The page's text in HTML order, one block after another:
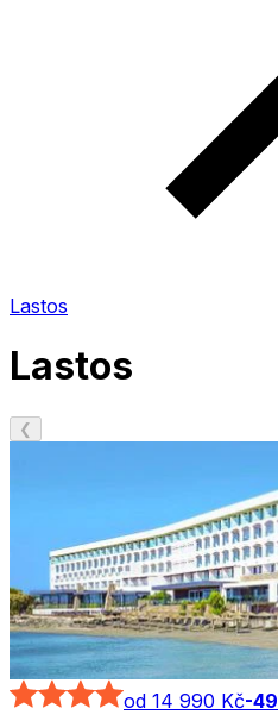
Lastos
Lastos
❮
od 14 990 Kč-49